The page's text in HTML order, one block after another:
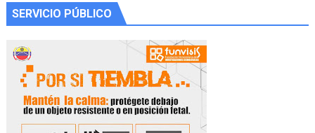
SERVICIO PÚBLICO